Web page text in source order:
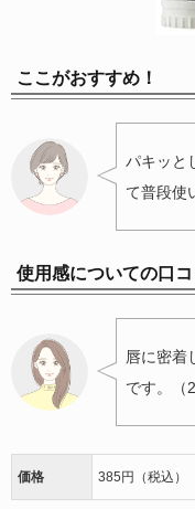
ここがおすすめ！
パキッと
て普段使
使用感についての口コ
唇に密着
です。（
価格 385円（税込）